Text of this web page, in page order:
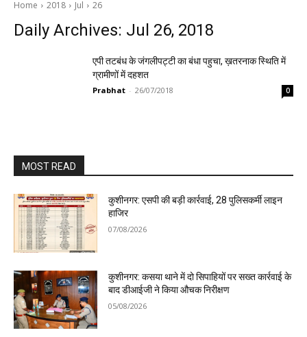
Home 2018 Jul 26
Daily Archives: Jul 26, 2018
एपी तटबंध के जंगलीपट्टी का बंधा पहुचा, ख़तरनाक स्थिति में
ग्रामीणों में दहशत
Prabhat - 26/07/2018 0
MOST READ
कुशीनगर: एसपी की बड़ी कार्रवाई, 28 पुलिसकर्मी लाइन
हाजिर
07/08/2026
कुशीनगर: कसया थाने में दो सिपाहियों पर सख्त कार्रवाई के
बाद डीआईजी ने किया औचक निरीक्षण
05/08/2026